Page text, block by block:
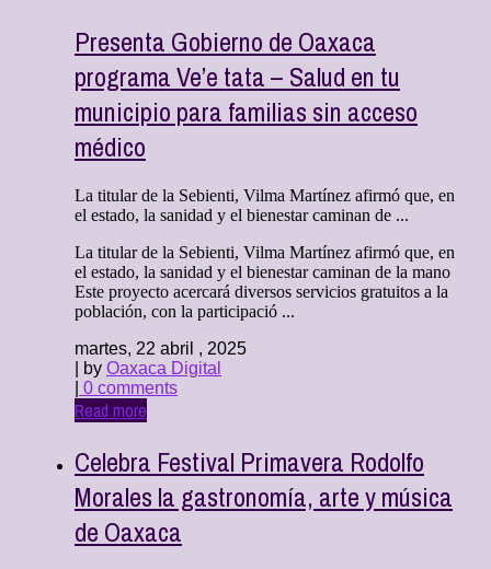
Presenta Gobierno de Oaxaca
programa Ve’e tata – Salud en tu
municipio para familias sin acceso
médico
La titular de la Sebienti, Vilma Martínez afirmó que, en
el estado, la sanidad y el bienestar caminan de ...
La titular de la Sebienti, Vilma Martínez afirmó que, en
el estado, la sanidad y el bienestar caminan de la mano
Este proyecto acercará diversos servicios gratuitos a la
población, con la participació ...
martes, 22 abril , 2025
| by Oaxaca Digital
0 comments
Read more
Celebra Festival Primavera Rodolfo
Morales la gastronomía, arte y música
de Oaxaca